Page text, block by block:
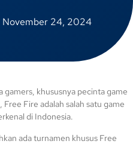
November 24, 2024
gamers, khususnya pecinta game
Fire adalah salah satu game
di Indonesia.
ada turnamen khusus Free